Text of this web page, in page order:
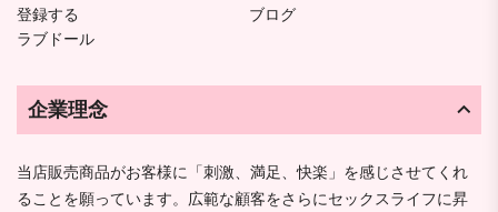
登録する
ブログ
ラブドール
企業理念
当店販売商品がお客様に「刺激、満足、快楽」を感じさせてくれ
ることを願っています。広範な顧客をさらにセックスライフに昇